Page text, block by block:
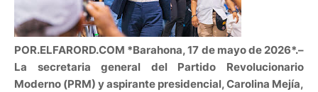
POR.ELFARORD.COM *Barahona, 17 de mayo de 2026*.–
La secretaria general del Partido Revolucionario
Moderno (PRM) y aspirante presidencial, Carolina Mejía,